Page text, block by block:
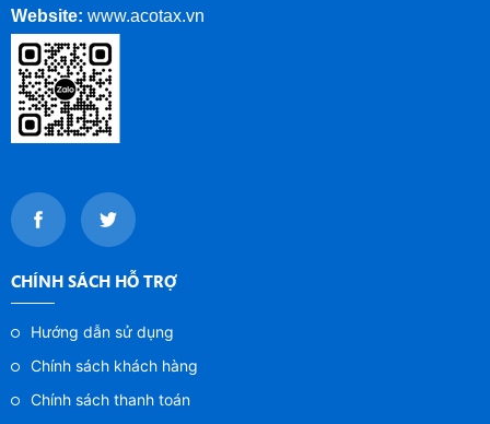
Website: www.acotax.vn
CHÍNH SÁCH HỖ TRỢ
Hướng dẫn sử dụng
Chính sách khách hàng
Chính sách thanh toán